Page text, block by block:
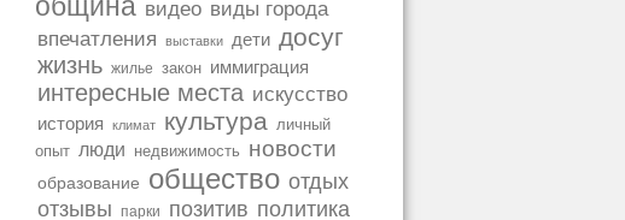
видео виды города
впечатления
выставки дети досуг
жизнь жилье закон иммиграция
интересные места искусство
история климат культура личный
опыт люди недвижимость новости
образование общество отдых
отзывы парки позитив политика